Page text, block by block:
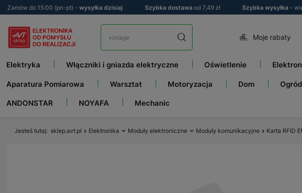
Zamów do 15:00 (pn-pt) - wysyłka dzisiaj Szybka dostawa od 7,49 zł Szybka wysyłka -
Moje rabaty
Elektryka Włączniki i gniazda elektryczne Oświetlenie
Aparatura Pomiarowa Warsztat Motoryzacja Dom Ogród
ANDONSTAR NOYAFA Mechanic
Jesteś tutaj sklep.avt.pl Elektronika Moduły elektroniczne Moduły komunikacyjne Karta RFID